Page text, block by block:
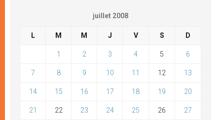
juillet 2008
L M M J V S D
1 2 3 4 5 6
7 8 9 10 11 12 13
14 15 16 17 18 19 20
21 22 23 24 25 26 27